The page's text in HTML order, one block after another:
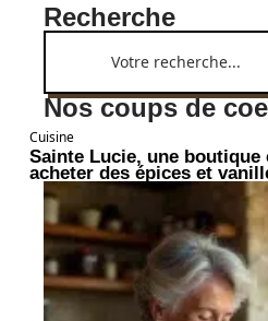
Recherche
Nos coups de
Cuisine
Sainte Lucie, une boutique
acheter des épices et